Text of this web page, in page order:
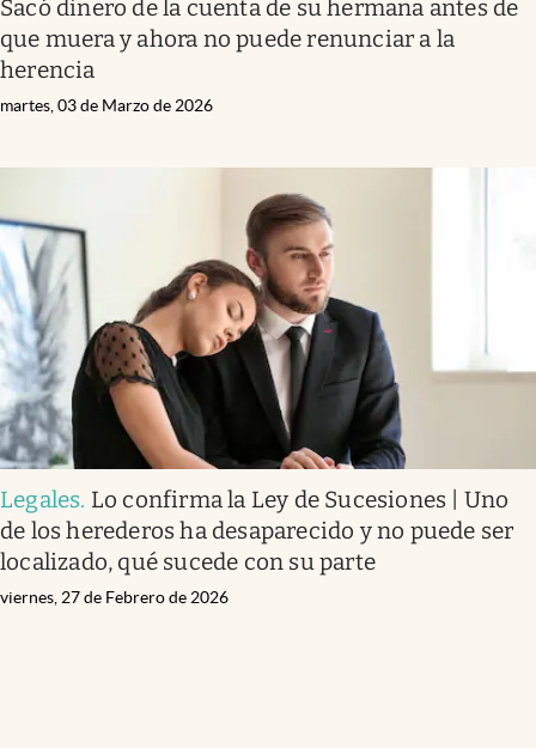
Sacó dinero de la cuenta de su hermana antes de
que muera y ahora no puede renunciar a la
herencia
martes, 03 de Marzo de 2026
Legales. Lo confirma la Ley de Sucesiones | Uno
de los herederos ha desaparecido y no puede ser
localizado, qué sucede con su parte
viernes, 27 de Febrero de 2026